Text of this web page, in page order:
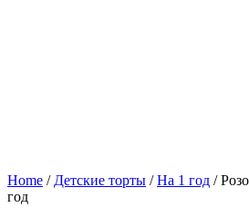
Home / Детские торты /На 1 год /
год